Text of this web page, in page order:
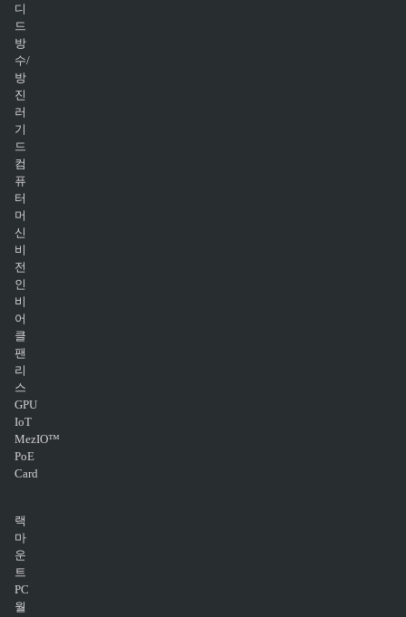
디
드
방
수/
방
진
러
기
드
컴
퓨
터
머
신
비
전
인
비
어
클
팬
리
스
GPU
IoT
MezIO™
PoE
Card
랙
마
운
트
PC
월